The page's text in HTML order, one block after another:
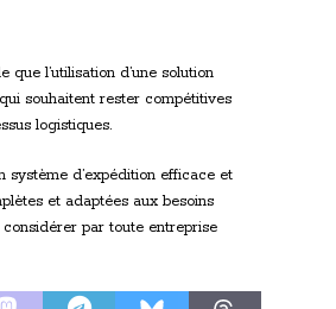
l’utilisation d’une solution
souhaitent rester compétitives
logistiques.
système d’expédition efficace et
et adaptées aux besoins
par toute entreprise